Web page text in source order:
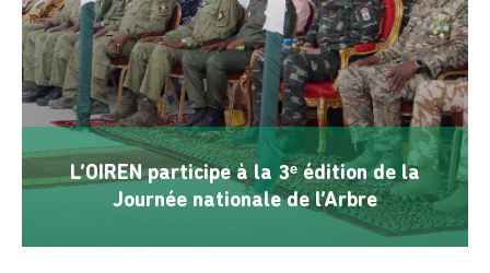
L’OIREN participe à la 3ᵉ édition de la
Journée nationale de l’Arbre